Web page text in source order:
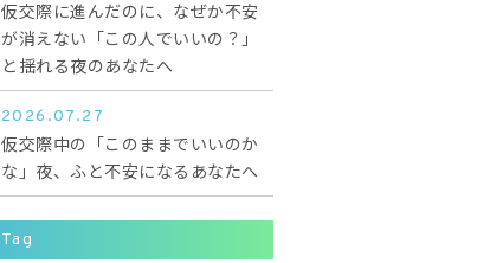
仮交際に進んだのに、なぜか不安
が消えない「この人でいいの？」
と揺れる夜のあなたへ
2026.07.27
仮交際中の「このままでいいのか
な」夜、ふと不安になるあなたへ
Tag